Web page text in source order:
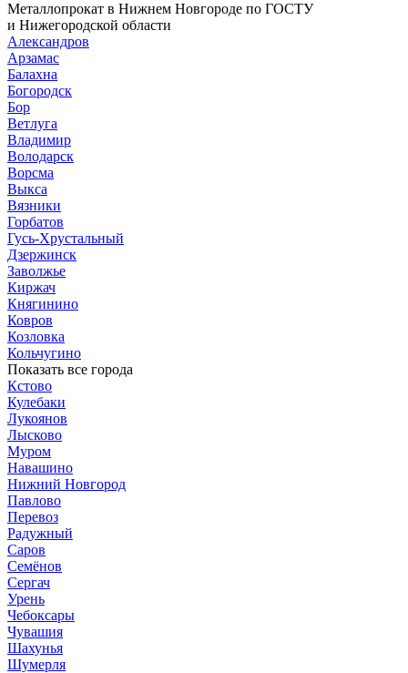
Металлопрокат в Нижнем Новгороде по ГОСТУ
и Нижегородской области
Александров
Арзамас
Балахна
Богородск
Бор
Ветлуга
Владимир
Володарск
Ворсма
Выкса
Вязники
Горбатов
Гусь-Хрустальный
Дзержинск
Заволжье
Киржач
Княгинино
Ковров
Козловка
Кольчугино
Показать все города
Кстово
Кулебаки
Лукоянов
Лысково
Муром
Навашино
Нижний Новгород
Павлово
Перевоз
Радужный
Саров
Семёнов
Сергач
Урень
Чебоксары
Чувашия
Шахунья
Шумерля